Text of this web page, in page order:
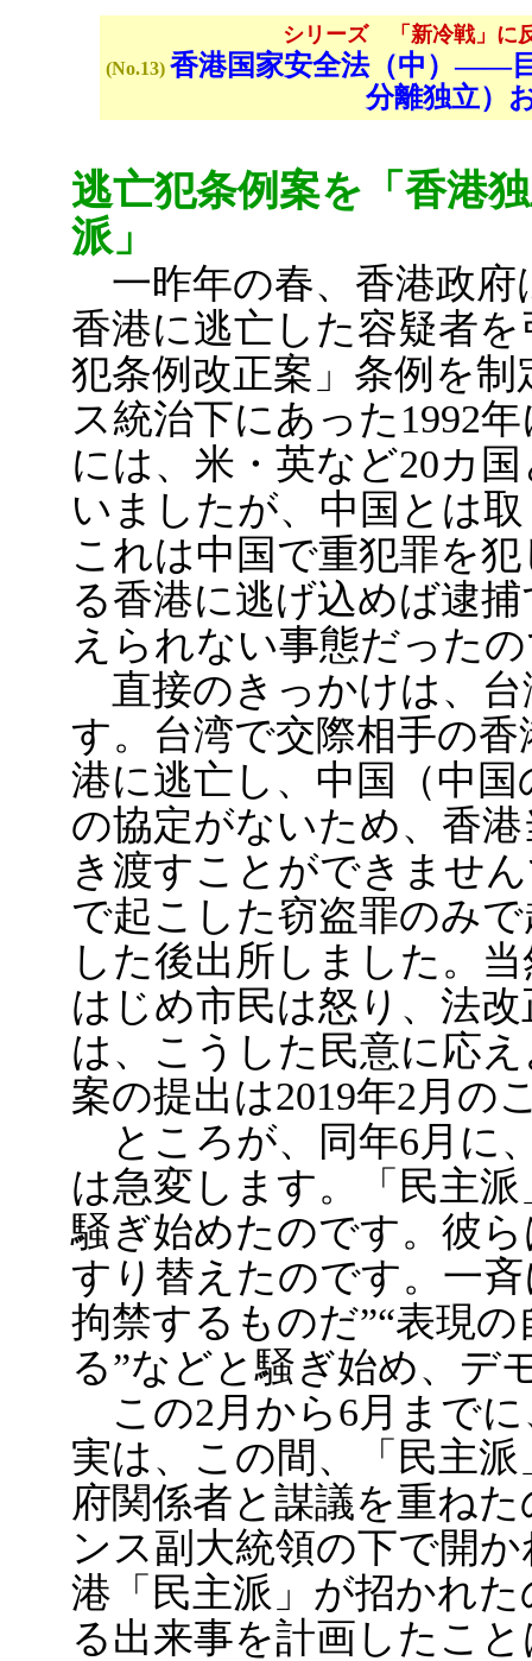
シリーズ 「新冷戦」に
(No.13) 香港国家安全法（中）――
分離独立）
逃亡犯条例案を「香港
派」
一昨年の春、香港政府
香港に逃亡した容疑者
犯条例改正案」条例を
ス統治下にあった1992
には、米・英など20カ
いましたが、中国とは
これは中国で重犯罪を
る香港に逃げ込めば逮
えられない事態だった
直接のきっかけは、台
す。台湾で交際相手の
港に逃亡し、中国（中
の協定がないため、香
き渡すことができませ
で起こした窃盗罪のみ
した後出所しました。
はじめ市民は怒り、法
は、こうした民意に応
案の提出は2019年2月の
ところが、同年6月に
は急変します。「民主
騒ぎ始めたのです。彼
すり替えたのです。一
拘禁するものだ”“表現
る”などと騒ぎ始め、デ
この2月から6月まで
実は、この間、「民主
府関係者と謀議を重ね
ンス副大統領の下で開
港「民主派」が招かれ
る出来事を計画したこ